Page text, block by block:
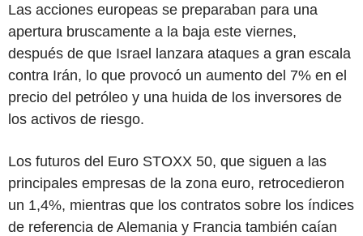
Las acciones europeas se preparaban para una
apertura bruscamente a la baja este viernes,
después de que Israel lanzara ataques a gran escala
contra Irán, lo que provocó un aumento del 7% en el
precio del petróleo y una huida de los inversores de
los activos de riesgo.
Los futuros del Euro STOXX 50, que siguen a las
principales empresas de la zona euro, retrocedieron
un 1,4%, mientras que los contratos sobre los índices
de referencia de Alemania y Francia también caían